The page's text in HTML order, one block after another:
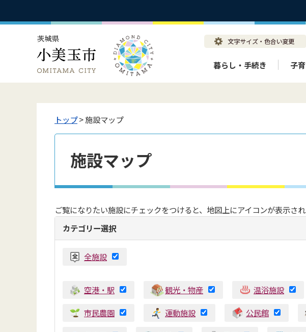
暮らし・手続き 子
トップ> 施設マップ
施設マップ
ご覧になりたい施設にチェックをつけると、地図上にアイコンが表示され
カテゴリー選択
全施設
空港・駅 観光・物産 温浴施設
市民農園 運動施設 公民館